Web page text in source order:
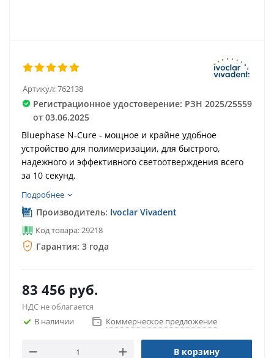
Артикул:762138
Регистрационное удостоверение: РЗН 2025/25559
от 03.06.2025
Bluephase N-Cure - мощное и крайне удобное
устройство для полимеризации, для быстрого,
надежного и эффективного светоотверждения всего
за 10 секунд.
Подробнее
Производитель: Ivoclar Vivadent
Код товара: 29218
Гарантия: 3 года
83 456 руб.
НДС не облагается
В наличии
Коммерческое предложение
В корзину